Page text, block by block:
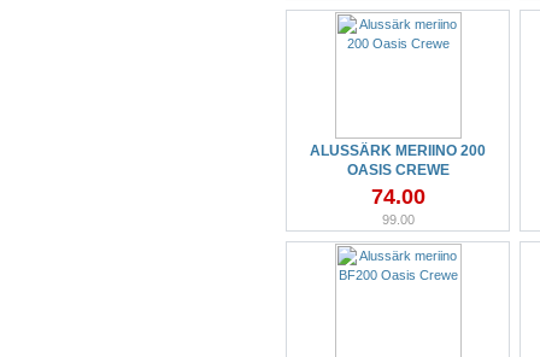
ALUSSÄRK MERIINO 200
OASIS CREWE
74.00
99.00